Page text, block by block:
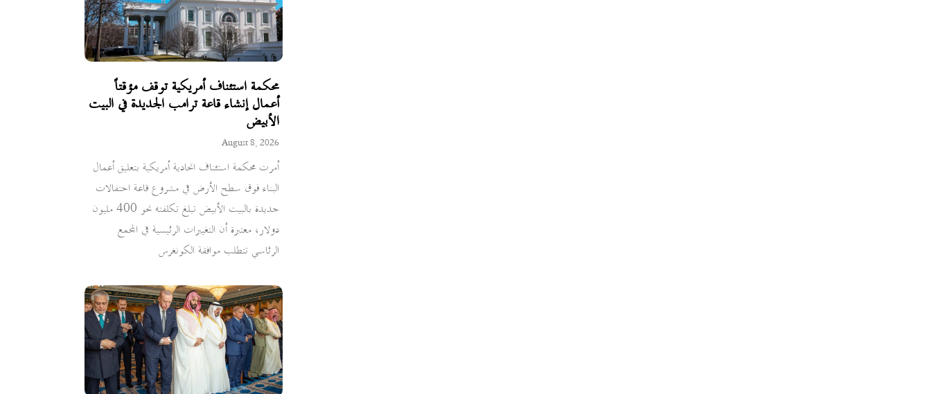
محكمة استئناف أمريكية توقف مؤقتاً
أعمال إنشاء قاعة ترامب الجديدة في البيت
الأبيض
August 8, 2026
أمرت محكمة استئناف اتحادية أمريكية بتعليق أعمال
البناء فوق سطح الأرض في مشروع قاعة احتفالات
جديدة بالبيت الأبيض تبلغ تكلفته نحو 400 مليون
دولار، معتبرة أن التغييرات الرئيسية في المجمع
الرئاسي تتطلب موافقة الكونغرس